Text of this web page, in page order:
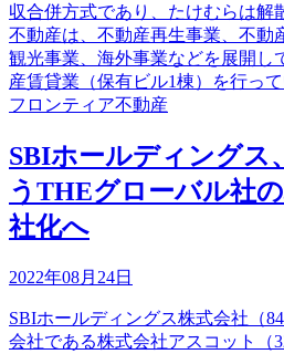
収合併方式であり、たけむらは解
不動産は、不動産再生事業、不動
観光事業、海外事業などを展開し
産賃貸業（保有ビル1棟）を行っ
フロンティア不動産
SBIホールディングス
うTHEグローバル社
社化へ
2022年08月24日
SBIホールディングス株式会社（
会社である株式会社アスコット（